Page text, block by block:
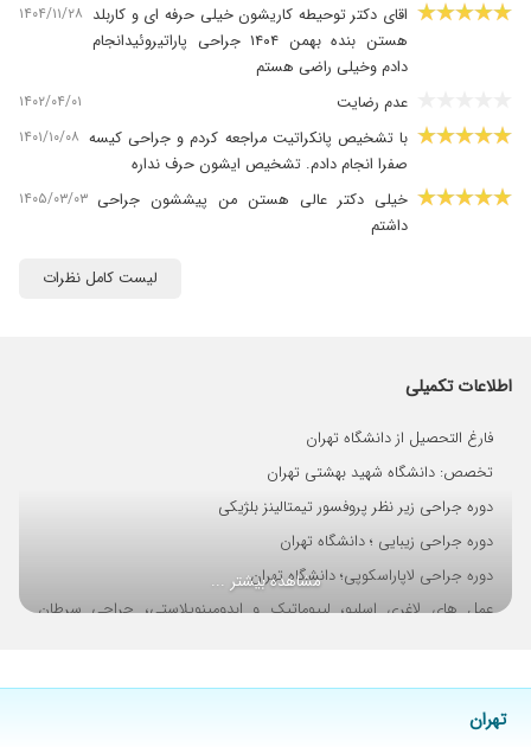
اقای دکتر توحیطه کاریشون خیلی حرفه ای و کاربلد
هستن بنده بهمن ۱۴۰۴ جراحی پاراتیروئیدانجام
دادم وخیلی راضی هستم
۱۴۰۴/۱۱/۲۸
عدم رضایت ۱۴۰۲/۰۴/۰۱
با تشخیص پانکراتیت مراجعه کردم و جراحی کیسه
صفرا انجام دادم. تشخیص ایشون حرف نداره
۱۴۰۱/۱۰/۰۸
خیلی دکتر عالی هستن من پیششون جراحی
داشتم
۱۴۰۵/۰۳/۰۳
کیوان مهدی نژاد جراحی شدم ک بسیار دکتر حاذقی
گونه عوارضی نداشتم از صمیم قلبم برای ایشون
بیماری من کیست بزرگ در ناحیه راست شکم و
سنگ صفرا و هرمی نافی بود که ایشون جراحی را
انجام دادند ایشون دکتری با وجدان کاری و خوش
اخلاق و حاذق هستند انشاالله همیشه سلامت
باشند و خداوند به علم برکت دهد
بسیار دکتر عالی
پزشک جراح ایشان را انتخاب نمودم وبسیار عالی
لیست کامل نظرات
اطلاعات تکمیلی
فارغ التحصیل از دانشگاه تهران
تخصص: دانشگاه شهید بهشتی تهران
دوره جراحی زیر نظر پروفسور تیمتالینز بلژیکی
دوره جراحی زیبایی ؛ دانشگاه تهران
دوره جراحی لاپاراسکوپی؛ دانشگاه تهران
عمل های لاغری اسلیو، لیپوماتیک و ابدومینوپلاستی، جراحی سرطان
و کلیه جراحی های عمومی انجام میشود.
مشاهده بیشتر ...
تهران